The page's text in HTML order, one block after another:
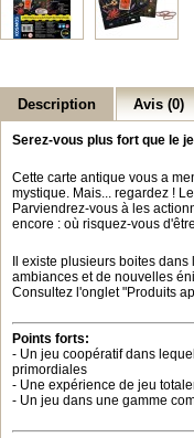
Description Avis (0)
Serez-vous plus fort que le
Cette carte antique vous a
mystique. Mais... regardez !
Parviendrez-vous à les
encore : où risquez-vous
Il existe plusieurs boites dans
ambiances et de nouvelles
Consultez l'onglet "Produits
Points forts:
- Un jeu coopératif dans
primordiales
- Une expérience de jeu
- Un jeu dans une gamme